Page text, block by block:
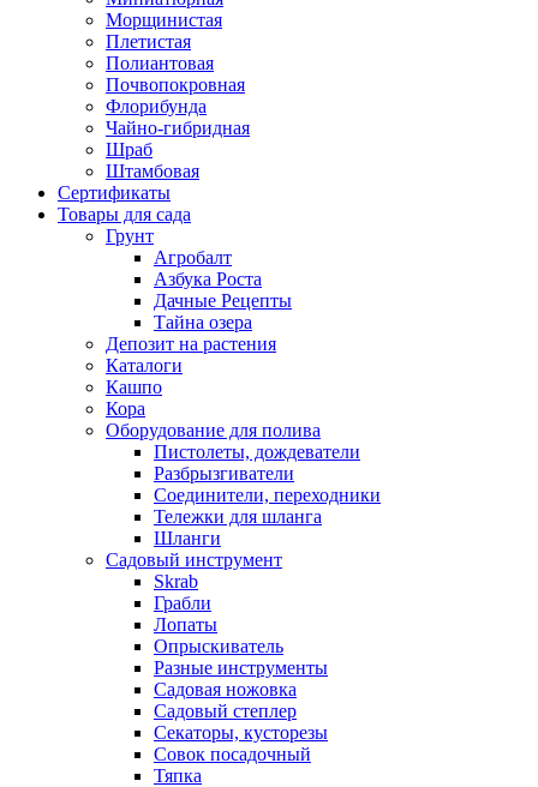
Морщинистая
Плетистая
Полиантовая
Почвопокровная
Флорибунда
Чайно-гибридная
Шраб
Штамбовая
Сертификаты
Товары для сада
Грунт
Агробалт
Азбука Роста
Дачные Рецепты
Тайна озера
Депозит на растения
Каталоги
Кашпо
Кора
Оборудование для полива
Пистолеты, дождеватели
Разбрызгиватели
Соединители, переходники
Тележки для шланга
Шланги
Садовый инструмент
Skrab
Грабли
Лопаты
Опрыскиватель
Разные инструменты
Садовая ножовка
Садовый степлер
Секаторы, кусторезы
Совок посадочный
Тяпка